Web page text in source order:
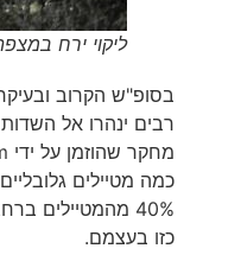
ליקוי ירח במצפה רמון 27 ליולי
רבים ינהרו אל
כזו בעצמם.